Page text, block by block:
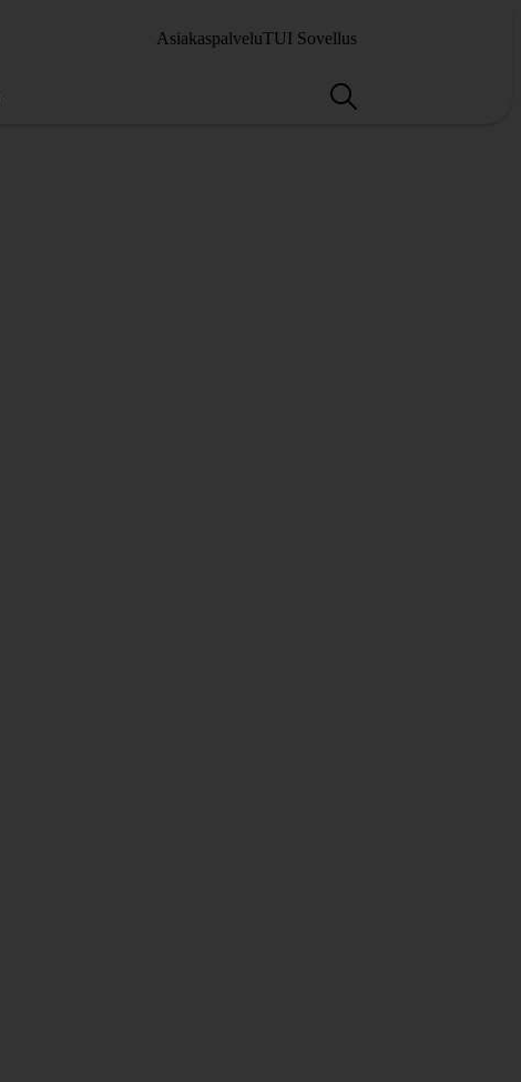
AsiakaspalveluTUI Sovellus